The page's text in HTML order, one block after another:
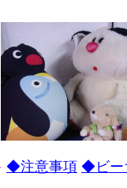
◆注意事項 ◆ビー